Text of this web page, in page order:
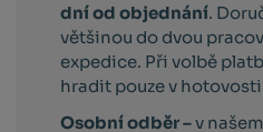
dní od objednání.
většinou do dvou
expedice. Při volbě
hradit pouze v
Osobní odběr –v